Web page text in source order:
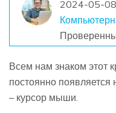
2024-05-08
Всем нам знаком этот
постоянно
– курсор мыши.